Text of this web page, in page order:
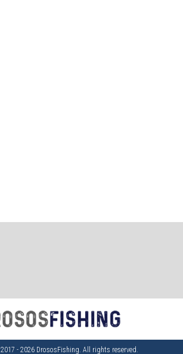
- 2026 DrososFishing. All rights reserved.